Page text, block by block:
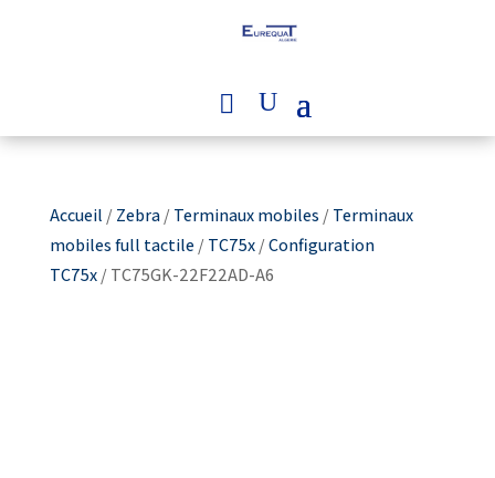
Accueil /Zebra/Terminaux mobiles /Terminaux
mobiles full tactile/TC75x/Configuration
TC75x/ TC75GK-22F22AD-A6